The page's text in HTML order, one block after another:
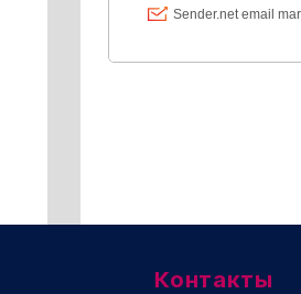
Контакты